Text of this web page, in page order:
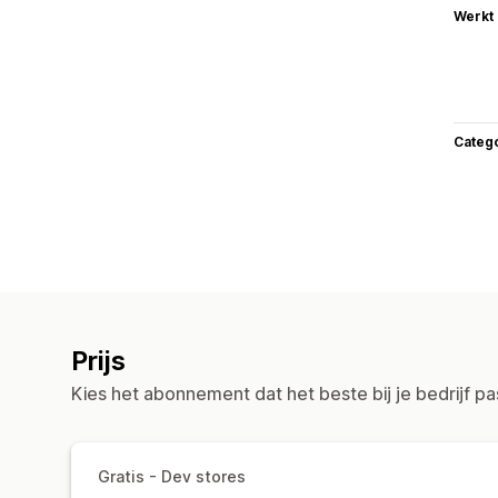
Werkt
Prijs
Kies het abonnement dat het beste bij je bedrijf
Gratis - Dev stores